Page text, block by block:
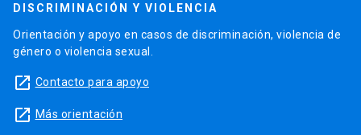
DISCRIMINACIÓN Y VIOLENCIA
Orientación y apoyo en casos de discriminación, violencia de
género o violencia sexual.
launch Contacto para apoyo
launch Más orientación